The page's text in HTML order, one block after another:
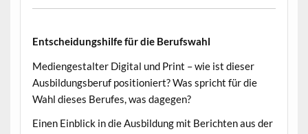
Entscheidungshilfe für die Berufswahl
Mediengestalter Digital und Print – wie ist dieser
Ausbildungsberuf positioniert? Was spricht für die
Wahl dieses Berufes, was dagegen?
Einen Einblick in die Ausbildung mit Berichten aus der